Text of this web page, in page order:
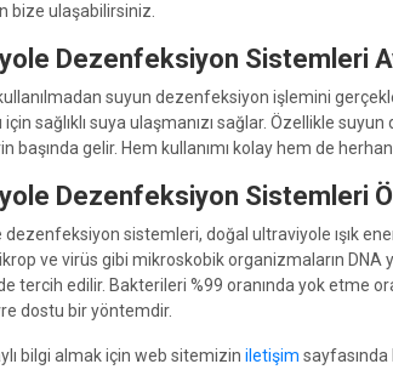
bize ulaşabilirsiniz.
Dezenfeksiyon Sistemleri
suyun dezenfeksiyon işlemini
için sağlıklı suya ulaşmanızı sağlar. Özellikle
başında gelir. Hem kullanımı kolay hem de
Dezenfeksiyon Sistemleri
sistemleri, doğal ultraviyole ışık
ve virüs gibi mikroskobik organizmaların DNA
tercih edilir. Bakterileri %99 oranında yok etme
dostu bir yöntemdir.
bilgi almak için web sitemizin iletişim